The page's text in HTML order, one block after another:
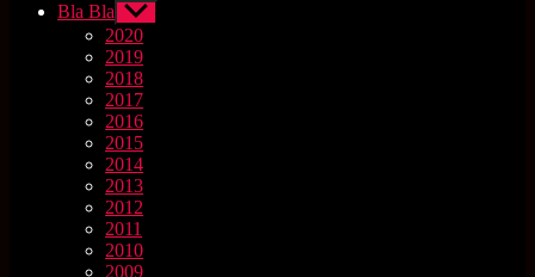
Bla Bla Untermenü
anzeigen
2020
2019
2018
2017
2016
2015
2014
2013
2012
2011
2010
2009